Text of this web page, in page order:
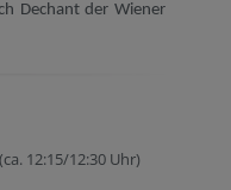
Dechant der Wiener
12:15/12:30 Uhr)